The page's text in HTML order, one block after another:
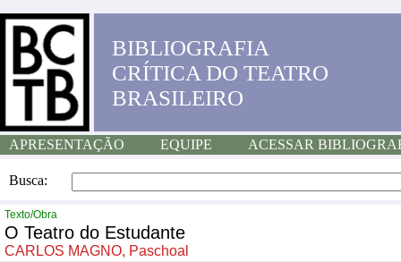
BIBLIOGRAFIA
CRÍTICA DO TEATRO
BRASILEIRO
APRESENTAÇÃO EQUIPE ACESSAR
Busca:
Texto/Obra
O Teatro do Estudante
CARLOS MAGNO, Paschoal